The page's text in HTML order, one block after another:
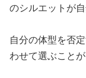
のシルエットが
自分の体型を否
わせて選ぶこと